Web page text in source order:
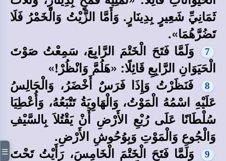
ثَمَانِيِّ شَعِيرٍ بِدِينَارٍ. وَأَمَّا الزَّيْتُ وَالْخَمْرُ فَلَا
تَضُرَّهُمَا».
7
وَلَمَّا فَتَحَ الْخَتْمَ الرَّابِعَ، سَمِعْتُ صَوْتَ
الْحَيَوَانِ الرَّابِعِ قَائِلًا: «هَلُمَّ وَانْظُرْ!»
8
فَنَظَرْتُ وَإِذَا فَرَسٌ أَخْضَرُ، وَالْجَالِسُ
عَلَيْهِ اسْمُهُ الْمَوْتُ، وَالْهَاوِيَةُ تَتْبَعُهُ، وَأُعْطِيَا
سُلْطَانًا عَلَى رُبْعِ الأَرْضِ أَنْ يَقْتُلاَ بِالسَّيْفِ
وَالْجُوعِ وَالْمَوْتِ وَبِوُحُوشِ الأَرْضِ.
9
وَلَمَّا فَتَحَ الْخَتْمَ الْخَامِسَ، رَأَيْتُ تَحْتَ ☰